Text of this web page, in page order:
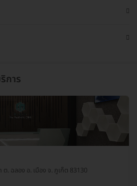
การ
ต. ฉลอง อ. เมือง จ. ภูเก็ต 83130